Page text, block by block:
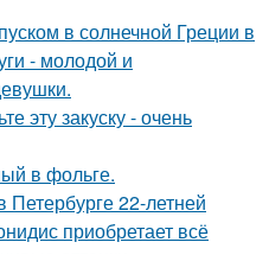
в солнечной Греции в
- молодой и
эту закуску - очень
в фольге.
22-летней
приобретает всё